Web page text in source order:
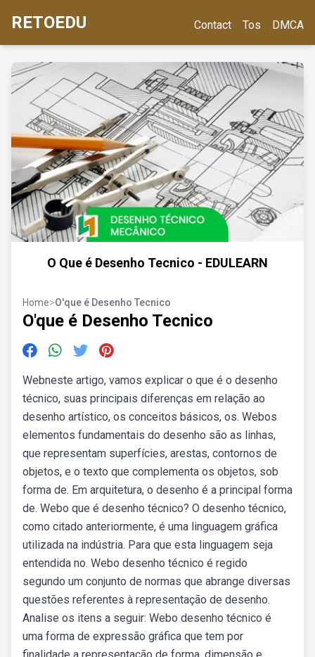
RETOEDU Contact Tos DMCA
O Que é Desenho Tecnico - EDULEARN
Home>O'que é Desenho Tecnico
O'que é Desenho Tecnico
Webneste artigo, vamos explicar o que é o desenho
técnico, suas principais diferenças em relação ao
desenho artístico, os conceitos básicos, os. Webos
elementos fundamentais do desenho são as linhas,
que representam superfícies, arestas, contornos de
objetos, e o texto que complementa os objetos, sob
forma de. Em arquitetura, o desenho é a principal forma
de. Webo que é desenho técnico? O desenho técnico,
como citado anteriormente, é uma linguagem gráfica
utilizada na indústria. Para que esta linguagem seja
entendida no. Webo desenho técnico é regido
segundo um conjunto de normas que abrange diversas
questões referentes à representação de desenho.
Analise os itens a seguir: Webo desenho técnico é
uma forma de expressão gráfica que tem por